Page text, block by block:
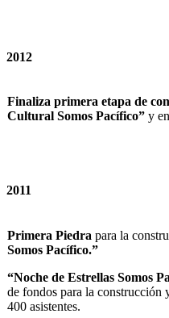
2012
Finaliza primera etapa de
Cultural Somos Pacífico”y
2011
Primera Piedra para la
Somos Pacífico.”
“Noche de Estrellas Somos
de fondos para la construcción
400 asistentes.